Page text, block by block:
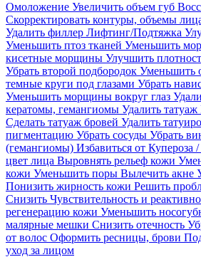
Омоложение Увеличить объем губ
Скорректировать контуры, объемы
Удалить филлер Лифтинг/Подтяжка
Уменьшить птоз тканей Уменьшить
кисетные морщины Улучшить
Убрать второй подбородок Уменьшить
темные круги под глазами Убрать
Уменьшить морщины вокруг глаз
кератомы, гемангиомы Удалить татуаж
Сделать татуаж бровей Удалить
пигментацию Убрать сосуды Убрать
(гемангиомы) Избавиться от Купероза /
цвет лица Выровнять рельеф кожи
кожи Уменьшить поры Вылечить акне
Понизить жирность кожи Решить
Cнизить Чувствительность и
регенерацию кожи Уменьшить
малярные мешки Снизить отечность
от волос Оформить ресницы, брови
уход за лицом